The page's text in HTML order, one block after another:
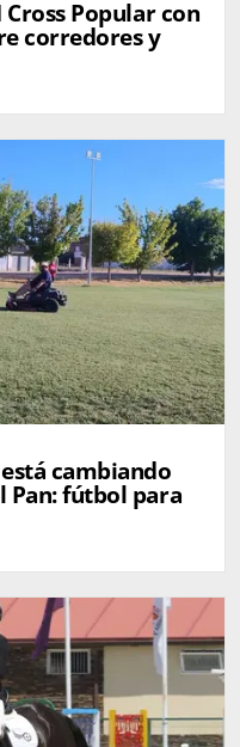
Popular con
corredores y
cambiando
Pan: fútbol para